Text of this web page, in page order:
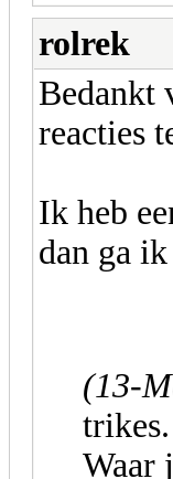
rolrek
Bedankt
reacties
Ik heb
dan ga
(13-
Waar